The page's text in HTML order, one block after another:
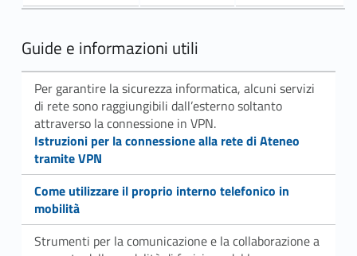
Guide e informazioni utili
Per garantire la sicurezza informatica, alcuni servizi
di rete sono raggiungibili dall’esterno soltanto
attraverso la connessione in VPN.
Link identifier #identifier__79662-16
Istruzioni per la connessione alla rete di Ateneo
tramite VPN
Link identifier #identifier__38555-17
Come utilizzare il proprio interno telefonico in
mobilità
Strumenti per la comunicazione e la collaborazione a
Link identifier #identifier__10571-18